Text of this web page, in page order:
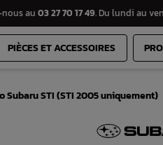
au 03 27 70 17 49. Du lundi au
PIÈCES ET ACCESSOIRES
Subaru STI (STI 2005 uniquement)